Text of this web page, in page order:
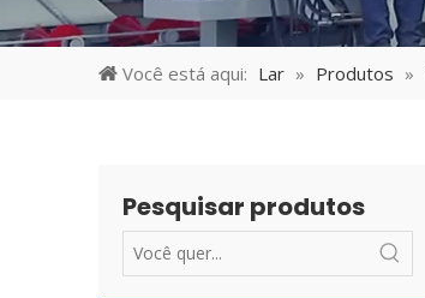
Você está aqui: Lar » Produtos »
Pesquisar produtos